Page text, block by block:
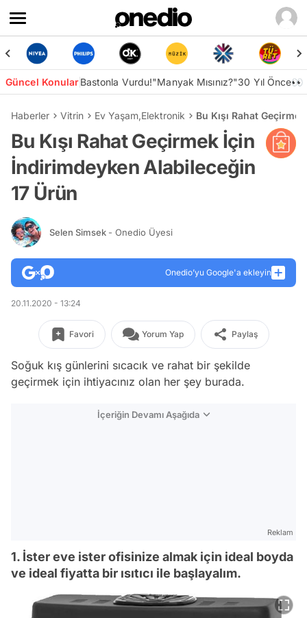
Güncel KonularBastonla Vurdu!"Manyak Mısınız?"30 Yıl Önce👀
Haberler Vitrin Ev Yaşam,Elektronik Bu Kışı Rahat
Bu Kışı Rahat Geçirmek İçin
İndirimdeyken Alabileceğin
17 Ürün
Selen Simsek - Onedio Üyesi
Onedio’yu Google'a ekleyin
20.11.2020 - 13:24
Favori Yorum Yap Paylaş
Soğuk kış günlerini sıcacık ve rahat bir şekilde
geçirmek için ihtiyacınız olan her şey burada.
İçeriğin Devamı Aşağıda
Reklam
1. İster eve ister ofisinize almak için ideal boyda
ve ideal fiyatta bir ısıtıcı ile başlayalım.